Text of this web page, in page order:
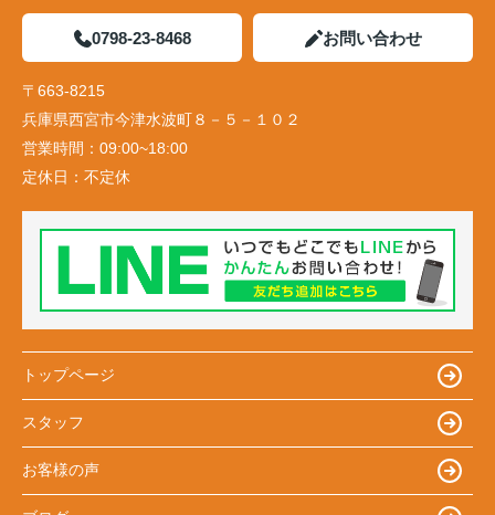
0798-23-8468 お問い合わせ
〒663-8215
兵庫県西宮市今津水波町８－５－１０２
営業時間： 09:00~18:00
定休日： 不定休
トップページ
スタッフ
お客様の声